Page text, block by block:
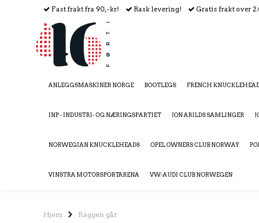
Fast frakt fra 90,-kr! Rask levering! Gratis frakt over
ANLEGGSMASKINER NORGE BOOTLEGS FRENCH
INP - INDUSTRI- OG NÆRINGSPARTIET JON ARILDS SAMLINGER
NORWEGIAN KNUCKLEHEADS OPEL OWNERS CLUB NORWAY
VINSTRA MOTORSPORTARENA VW-AUDI CLUB NORWEGEN
Hjem Raggen går